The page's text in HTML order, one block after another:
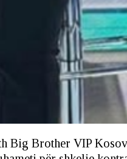
Big Brother VIP